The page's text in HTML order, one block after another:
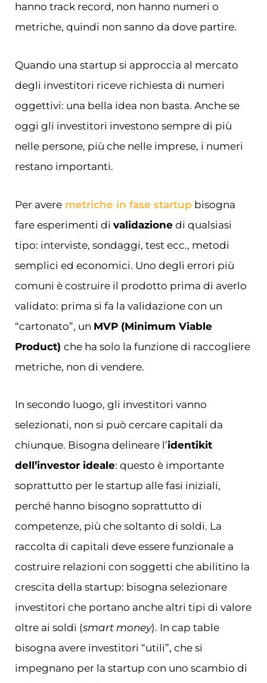
hanno track record, non hanno numeri o
metriche, quindi non sanno da dove partire.
Quando una startup si approccia al mercato
degli investitori riceve richiesta di numeri
oggettivi: una bella idea non basta. Anche se
oggi gli investitori investono sempre di più
nelle persone, più che nelle imprese, i numeri
restano importanti.
Per avere metriche in fase startup bisogna
fare esperimenti di validazione di qualsiasi
tipo: interviste, sondaggi, test ecc., metodi
semplici ed economici. Uno degli errori più
comuni è costruire il prodotto prima di averlo
validato: prima si fa la validazione con un
“cartonato”, un MVP (Minimum Viable
Product) che ha solo la funzione di raccogliere
metriche, non di vendere.
In secondo luogo, gli investitori vanno
selezionati, non si può cercare capitali da
chiunque. Bisogna delineare l’identikit
dell’investor ideale: questo è importante
soprattutto per le startup alle fasi iniziali,
perché hanno bisogno soprattutto di
competenze, più che soltanto di soldi. La
raccolta di capitali deve essere funzionale a
costruire relazioni con soggetti che abilitino la
crescita della startup: bisogna selezionare
investitori che portano anche altri tipi di valore
oltre ai soldi (smart money). In cap table
bisogna avere investitori “utili”, che si
impegnano per la startup con uno scambio di